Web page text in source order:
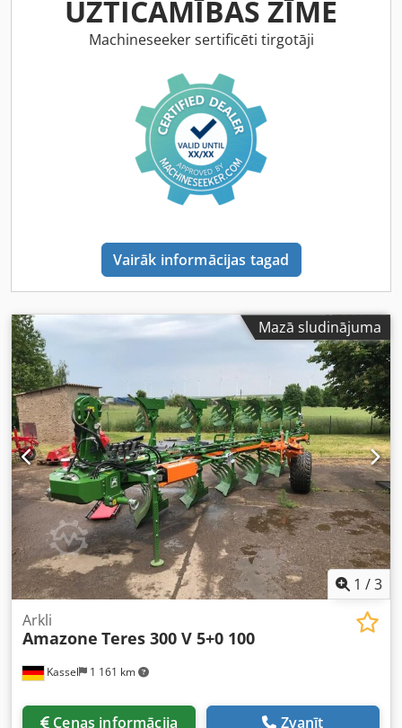
UZTICAMĪBAS ZĪME
Machineseeker sertificēti tirgotāji
Vairāk informācijas tagad
Mazā sludinājuma
1 /3
Kassel 1 161 km
Arkli
Amazone Teres 300 V 5+0 100
Cenas informācija Zvanīt